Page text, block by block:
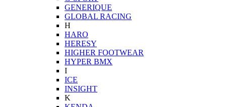
GENERIQUE
GLOBAL RACING
H
HARO
HERESY
HIGHER FOOTWEAR
HYPER BMX
I
ICE
INSIGHT
K